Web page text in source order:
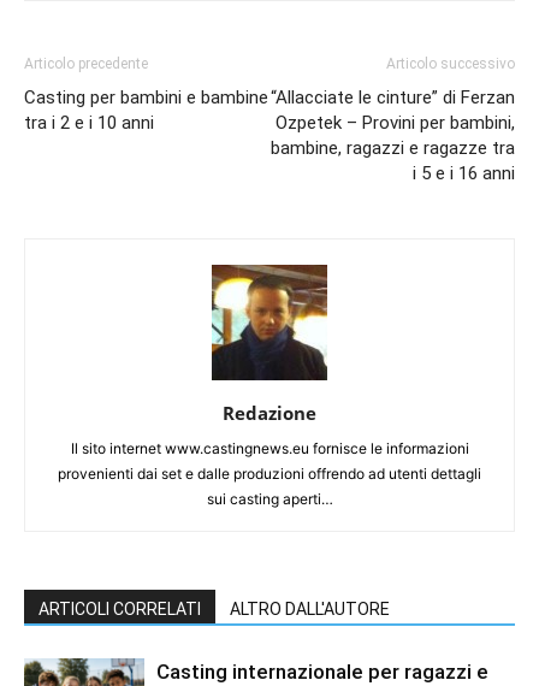
Articolo precedente
Casting per bambini e bambine
tra i 2 e i 10 anni
Articolo successivo
“Allacciate le cinture” di Ferzan
Ozpetek – Provini per bambini,
bambine, ragazzi e ragazze tra
i 5 e i 16 anni
Redazione
Il sito internet www.castingnews.eu fornisce le informazioni
provenienti dai set e dalle produzioni offrendo ad utenti dettagli
sui casting aperti…
ARTICOLI CORRELATI ALTRO DALL'AUTORE
Casting internazionale per ragazzi e